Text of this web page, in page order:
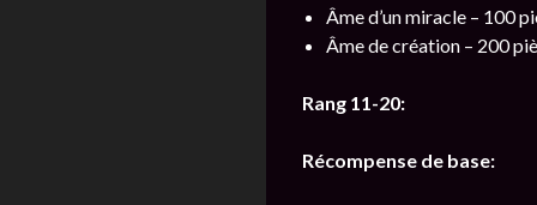
Âme d’un miracle – 100
Âme de création – 200
Rang 11-20:
Récompense de base: